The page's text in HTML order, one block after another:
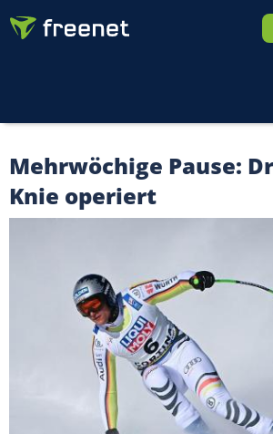
Mehrwöchige Pause:
Knie operiert